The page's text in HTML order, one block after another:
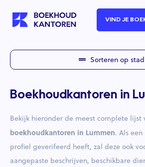
VIND JE
Sorteren op stad
Boekhoudkantoren in
Bekijk hieronder de meest complete lijst
boekhoudkantoren in Lummen. Als
profiel geverifeerd heeft, zal deze ook
aangepaste beschrijven, beschikbare